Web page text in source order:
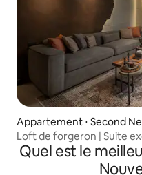
Appartement ⋅ Second
Loft de forgeron | Suite
Quel est le